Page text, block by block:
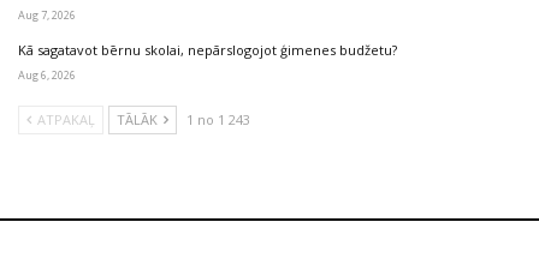
Aug 7, 2026
Kā sagatavot bērnu skolai, nepārslogojot ģimenes budžetu?
Aug 6, 2026
ATPAKAĻ TĀLĀK 1 no 1 243